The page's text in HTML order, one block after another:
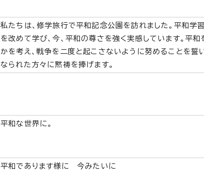
私たちは、修学旅行で平和記念公園を訪れました。平和学
を改めて学び、今、平和の尊さを強く実感しています。平
かを考え、戦争を二度と起こさないように努めることを誓
なられた方々に黙祷を捧げます。
平和な世界に。
平和であります様に 今みたいに